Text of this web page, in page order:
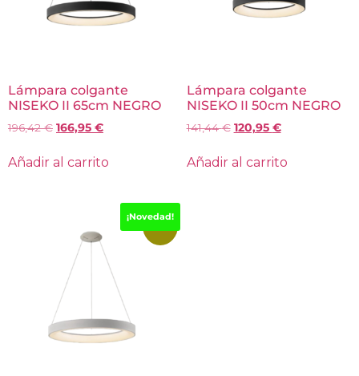
Lámpara colgante
NISEKO II 65cm NEGRO
196,42€ 166,95 €
Añadir al carrito
Lámpara colgante
NISEKO II 50cm NEGRO
141,44€ 120,95 €
Añadir al carrito
¡Novedad!